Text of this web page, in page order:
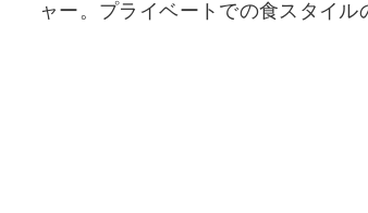
ャー。プライベートでの食スタイル